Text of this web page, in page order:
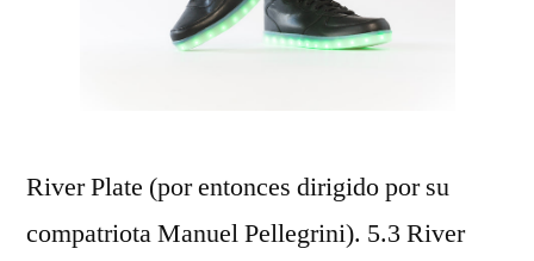
River Plate (por entonces dirigido por su
compatriota Manuel Pellegrini). 5.3 River